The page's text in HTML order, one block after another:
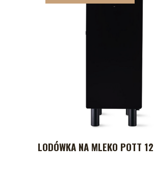
LODÓWKA NA MLEKO POTT